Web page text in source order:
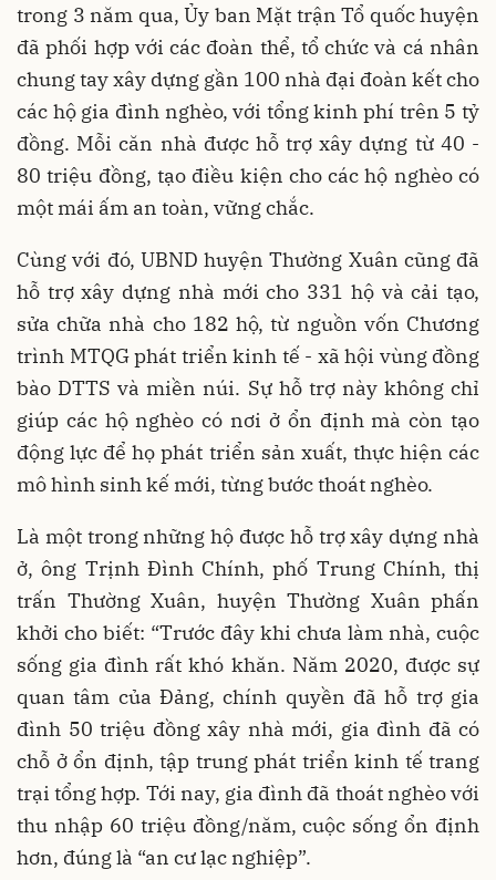
trong 3 năm qua, Ủy ban Mặt trận Tổ quốc huyện
đã phối hợp với các đoàn thể, tổ chức và cá nhân
chung tay xây dựng gần 100 nhà đại đoàn kết cho
các hộ gia đình nghèo, với tổng kinh phí trên 5 tỷ
đồng. Mỗi căn nhà được hỗ trợ xây dựng từ 40 -
80 triệu đồng, tạo điều kiện cho các hộ nghèo có
một mái ấm an toàn, vững chắc.
Cùng với đó, UBND huyện Thường Xuân cũng đã
hỗ trợ xây dựng nhà mới cho 331 hộ và cải tạo,
sửa chữa nhà cho 182 hộ, từ nguồn vốn Chương
trình MTQG phát triển kinh tế - xã hội vùng đồng
bào DTTS và miền núi. Sự hỗ trợ này không chỉ
giúp các hộ nghèo có nơi ở ổn định mà còn tạo
động lực để họ phát triển sản xuất, thực hiện các
mô hình sinh kế mới, từng bước thoát nghèo.
Là một trong những hộ được hỗ trợ xây dựng nhà
ở, ông Trịnh Đình Chính, phố Trung Chính, thị
trấn Thường Xuân, huyện Thường Xuân phấn
khởi cho biết: “Trước đây khi chưa làm nhà, cuộc
sống gia đình rất khó khăn. Năm 2020, được sự
quan tâm của Đảng, chính quyền đã hỗ trợ gia
đình 50 triệu đồng xây nhà mới, gia đình đã có
chỗ ở ổn định, tập trung phát triển kinh tế trang
trại tổng hợp. Tới nay, gia đình đã thoát nghèo với
thu nhập 60 triệu đồng/năm, cuộc sống ổn định
hơn, đúng là “an cư lạc nghiệp”.